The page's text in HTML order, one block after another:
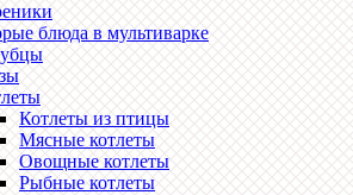
блюда в мультиварке
Котлеты из птицы
Мясные котлеты
Овощные котлеты
Рыбные котлеты